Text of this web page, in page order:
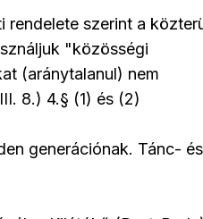
rendelete szerint a
"közösségi
(aránytalanul) nem
8.) 4.§ (1) és (2)
generációnak. Tánc- és